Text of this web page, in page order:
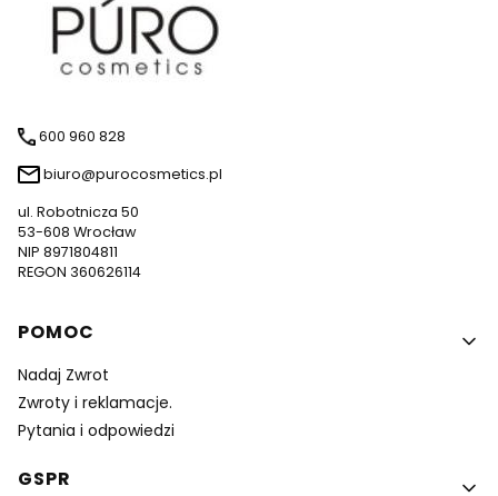
600 960 828
biuro@purocosmetics.pl
ul. Robotnicza 50
53-608 Wrocław
NIP 8971804811
REGON 360626114
Linki w stopce
POMOC
Nadaj Zwrot
Zwroty i reklamacje.
Pytania i odpowiedzi
GSPR